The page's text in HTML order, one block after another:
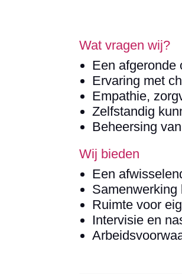
Wat vragen wij?
Een afgeronde
Ervaring met
Empathie,
Zelfstandig
Beheersing
Wij bieden
Een
Samenwerking
Ruimte voor
Intervisie en